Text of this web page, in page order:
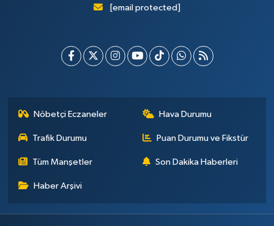
[email protected]
Nöbetçi Eczaneler Hava Durumu
Trafik Durumu Puan Durumu ve Fikstür
Tüm Manşetler Son Dakika Haberleri
Haber Arşivi